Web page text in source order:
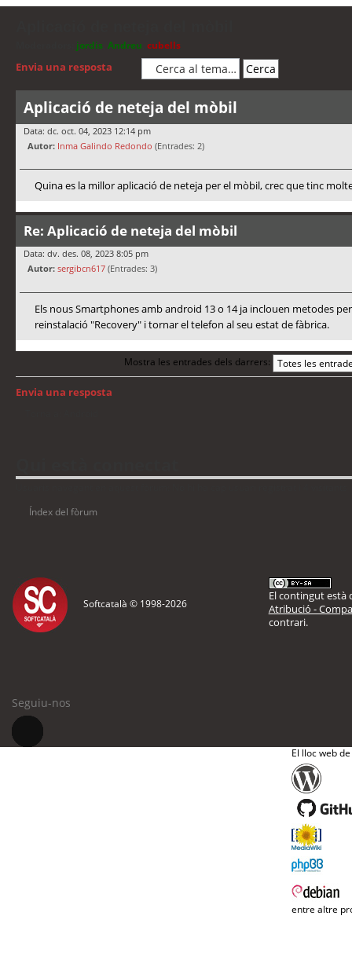
jordis Andreu cubells
Envia una resposta
Aplicació de neteja del mòbil
Data: dc. oct. 04, 2023 12:14 pm
Autor: Inma Galindo Redondo (Entrades: 2)
Quina es la millor aplicació de neteja per el mòbil, crec que tinc
Re: Aplicació de neteja del mòbil
Data: dv. des. 08, 2023 8:05 pm
Autor: sergibcn617 (Entrades: 3)
Els nous Smartphones amb android 13 o 14 ja inclouen metodes
reinstalació "Recovery" i tornar el telefon al seu estat de fàbrica.
Mostra les entrades dels darrers:
Envia una resposta
Índex del fòrum
Softcatalà © 1998-2026
El contingut està
Atribució -
contrari.
Seguiu-nos
El lloc web
entre altre